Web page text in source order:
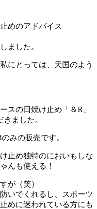
めのアドバイス
ました。
にとっては、天国のよう
スの日焼け止め「＆R」
ました。
みの販売です。
止め独特のにおいもしな
んも使える！
が（笑）
いでくれるし、スポーツ
めに迷われている方にも